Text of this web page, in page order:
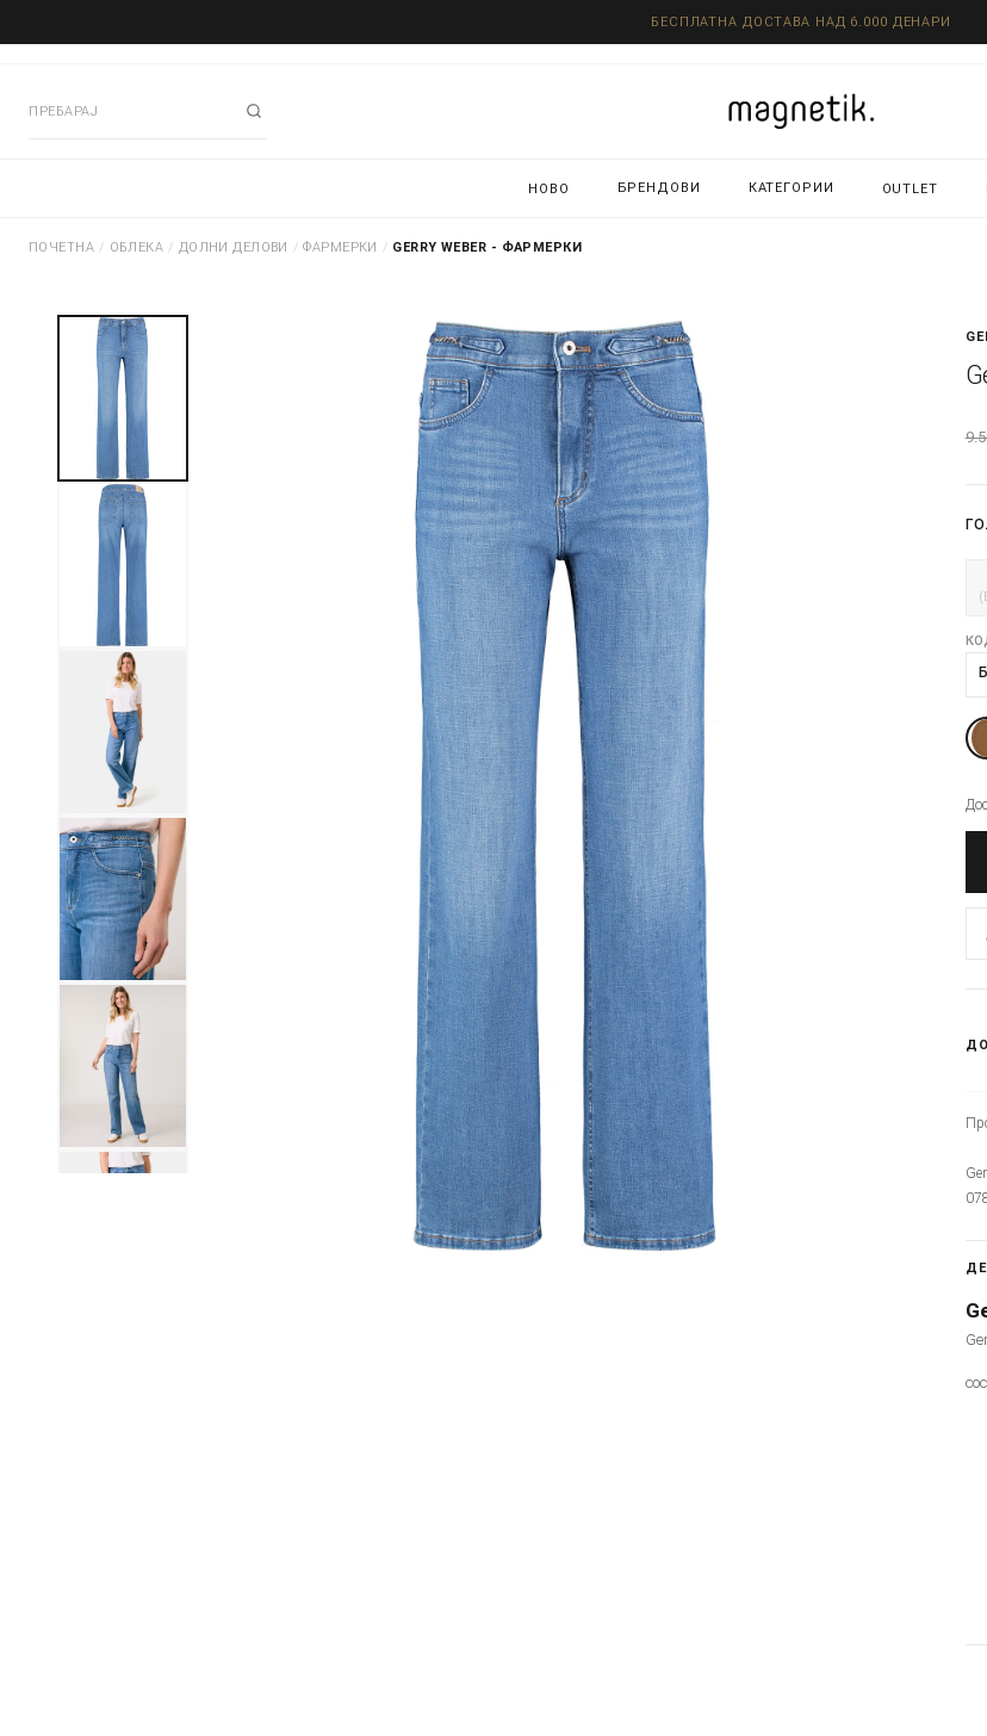
БЕСПЛАТНА ДОСТАВА НАД 6.000 ДЕНАРИ
НОВО БРЕНДОВИ КАТЕГОРИИ OUTLET
ПОЧЕТНА / ОБЛЕКА / ДОЛНИ ДЕЛОВИ / ФАРМЕРКИ / GERRY WEBER - ФАРМЕРКИ